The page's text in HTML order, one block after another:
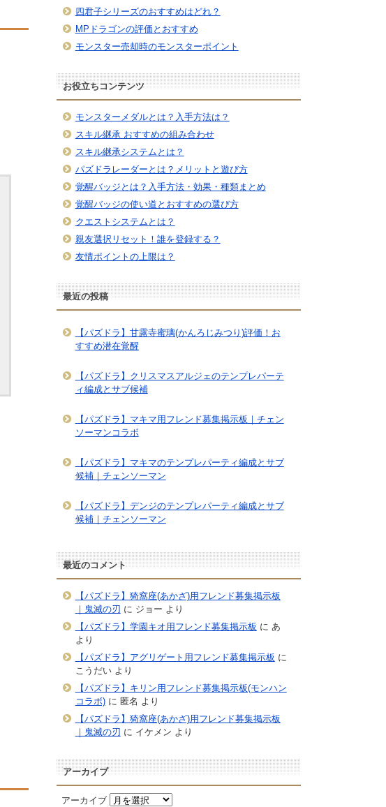
四君子シリーズのおすすめはどれ？
MPドラゴンの評価とおすすめ
モンスター売却時のモンスターポイント
お役立ちコンテンツ
モンスターメダルとは？入手方法は？
スキル継承 おすすめの組み合わせ
スキル継承システムとは？
パズドラレーダーとは？メリットと遊び方
覚醒バッジとは？入手方法・効果・種類まとめ
覚醒バッジの使い道とおすすめの選び方
クエストシステムとは？
親友選択リセット！誰を登録する？
友情ポイントの上限は？
最近の投稿
【パズドラ】甘露寺蜜璃(かんろじみつり)評価！お
すすめ潜在覚醒
【パズドラ】クリスマスアルジェのテンプレパーテ
ィ編成とサブ候補
【パズドラ】マキマ用フレンド募集掲示板｜チェン
ソーマンコラボ
【パズドラ】マキマのテンプレパーティ編成とサブ
候補｜チェンソーマン
【パズドラ】デンジのテンプレパーティ編成とサブ
候補｜チェンソーマン
最近のコメント
【パズドラ】猗窩座(あかざ)用フレンド募集掲示板
｜鬼滅の刃 に ジョー より
【パズドラ】学園キオ用フレンド募集掲示板 に あ
より
【パズドラ】アグリゲート用フレンド募集掲示板 に
こうだいより
【パズドラ】キリン用フレンド募集掲示板(モンハン
コラボ)に 匿名 より
【パズドラ】猗窩座(あかざ)用フレンド募集掲示板
｜鬼滅の刃 に イケメン より
アーカイブ
アーカイブ